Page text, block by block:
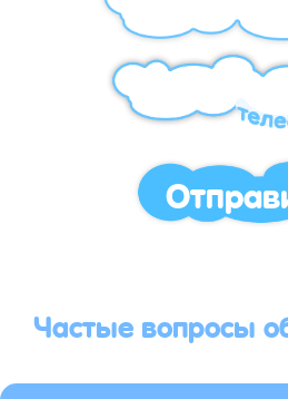
Частые вопросы